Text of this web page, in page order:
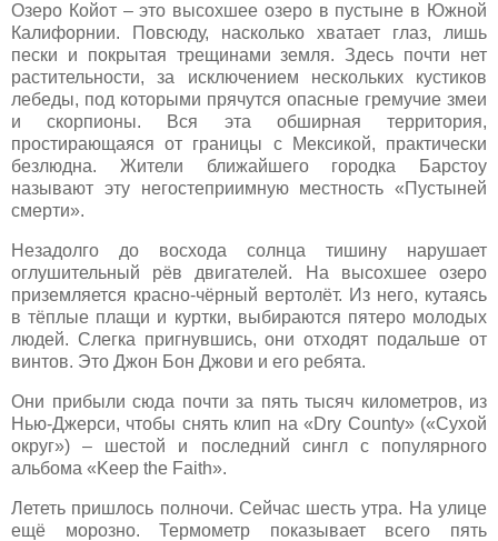
Озеро Койот – это высохшее озеро в пустыне в Южной
Калифорнии. Повсюду, насколько хватает глаз, лишь
пески и покрытая трещинами земля. Здесь почти нет
растительности, за исключением нескольких кустиков
лебеды, под которыми прячутся опасные гремучие змеи
и скорпионы. Вся эта обширная территория,
простирающаяся от границы c Мексикой, практически
безлюдна. Жители ближайшего городка Барстоу
называют эту негостеприимную местность «Пустыней
смерти».
Незадолго до восхода солнца тишину нарушает
оглушительный рёв двигателей. На высохшее озеро
приземляется красно-чёрный вертолёт. Из него, кутаясь
в тёплые плащи и куртки, выбираются пятеро молодых
людей. Слегка пригнувшись, они отходят подальше от
винтов. Это Джон Бон Джови и его ребята.
Они прибыли сюда почти за пять тысяч километров, из
Нью-Джерси, чтобы снять клип на «Dry County» («Сухой
округ») – шестой и последний сингл с популярного
альбома «Keep the Faith».
Лететь пришлось полночи. Сейчас шесть утра. На улице
ещё морозно. Термометр показывает всего пять